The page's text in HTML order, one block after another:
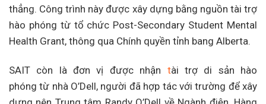
thẳng. Công trình này được xây dựng bằng nguồn tài trợ
hào phóng từ tổ chức Post-Secondary Student Mental
Health Grant, thông qua Chính quyền tỉnh bang Alberta.
SAIT còn là đơn vị được nhận tài trợ di sản hào
phóng từ nhà O’Dell, người đã hợp tác với trường để xây